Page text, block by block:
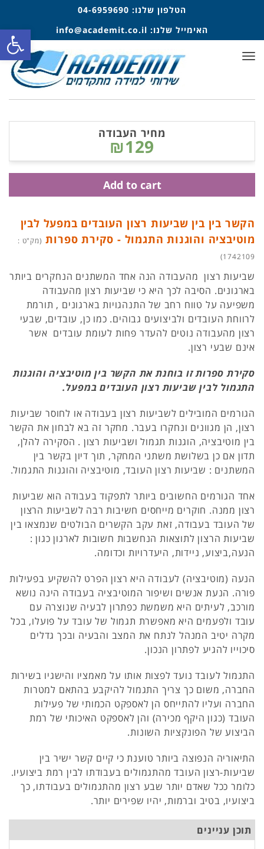
הטלפון שלנו: 04-6959690
האימייל שלנו: info@academit.co.il
תפריט
הקשר בין בין שביעות רצון העובדים במפעל לבין
מוטיבציה והוגנות התגמול - סקירת ספרות (מק"ט :
1742109)
שביעות רצון מהעבודה הנה אחד המשתנים הנחקרים ביותר
בארגונים. הסיבה לכך היא כי שביעות רצון מהעבודה
משפיעה על טווח רחב של התנהגויות בארגונים , תורמת
לרווחת העובדים ולביצועים גבוהים. כמו כן, עובדים, שבעי
רצון מהעבודה נוטים להעדר פחות לעומת עובדים אשר
אינם שבעי רצון.
סקירת ספרות זו בוחנת את הקשר בין מוטיבציה והוגנות
התגמול לבין שביעות רצון העובדים במפעל.
הגורמים המובילים לשביעות רצון בעבודה או לחוסר שביעות
רצון, הן מגוונים ונחקרו בעבר. מחקר זה בא לבחון את הקשר
בין מוטיבציה, הוגנות תגמול ושביעות רצון . הסקירה להלן,
תדון אם כן בשלושת משתני המחקר, תוך דיון בקשר בין
המשתנים : שביעות רצון העובד, מוטיבציה והוגנות התגמול.
אחד הגורמים החשובים ביותר לתפקוד בעבודה הוא שביעות
רצון ממנה. חוקרים מייחסים חשיבות רבה לשביעות הרצון
של העובד בעבודה, זאת עקב הקשרים הבולטים שנמצאו בין
שביעות הרצון לתוצאות הנחשבות חשובות לארגון כגון :
הנעה,ביצוע, ניידות, היעדרויות וכדומה.
הנעה (מוטיבציה) לעבודה היא רצון הפרט להשקיע בפעילות
פורה. הנעת אנשים ושיפור המוטיבציה בעבודה הינה נושא
מורכב, לעיתים היא משמשת כפתרון לבעיה שנוצרה עם
עובד ולפעמים היא מאפשרת תגמול של עובד על פועלו, בכל
מקרה יטיב המנהל לנתח את המצב והבעיה ובכך גדלים
סיכוייו להגיע לפתרון הנכון.
התגמול לעובד נועד לפצות אותו על מאמציו והישגיו בשירות
החברה, משום כך צריך התגמול להיקבע בהתאם למטרות
החברה ועליו להתייחס הן לאספקט הכמותי של פעילות
העובד (כגון היקף מכירה) והן לאספקט האיכותי של רמת
הביצוע של הפונקציות השונות.
התיאוריה הנפוצה ביותר טוענת כי קיים קשר ישיר בין
שביעות-רצון העובד מהתגמולים בעבודתו לבין רמת ביצועיו.
כלומר ככל שאדם יותר שבע רצון מהתגמולים בעבודתו, כך
ביצועיו, בטיב וברמות, יהיו שפירים יותר.
תוכן עניינים
מחיר העבודה
₪129
Add to cart
פתח